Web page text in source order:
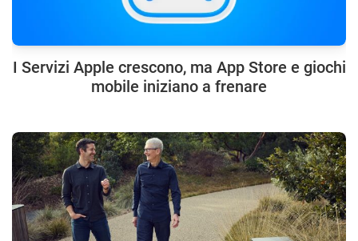
I Servizi Apple crescono, ma App Store e giochi
mobile iniziano a frenare